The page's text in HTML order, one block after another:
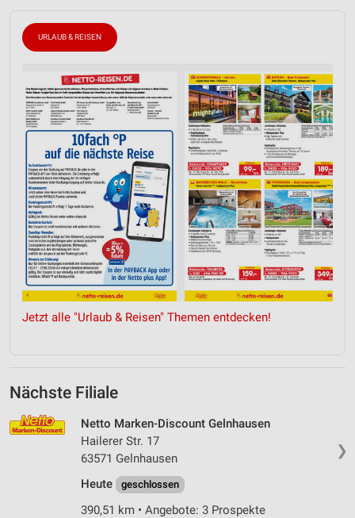
URLAUB & REISEN
Jetzt alle "Urlaub & Reisen" Themen entdecken!
Nächste Filiale
❯
Netto Marken-Discount Gelnhausen
Hailerer Str. 17
63571 Gelnhausen
Heute
geschlossen
390,51 km • Angebote: 3 Prospekte